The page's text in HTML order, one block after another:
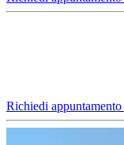
Richiedi appuntamento